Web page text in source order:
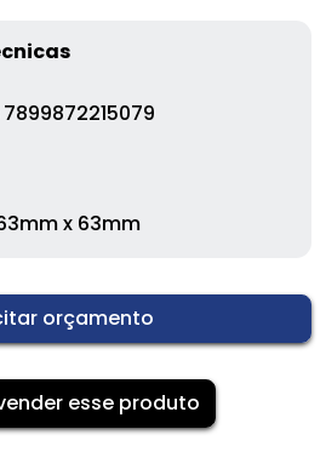
7899872215079
x 63mm
orçamento
esse produto